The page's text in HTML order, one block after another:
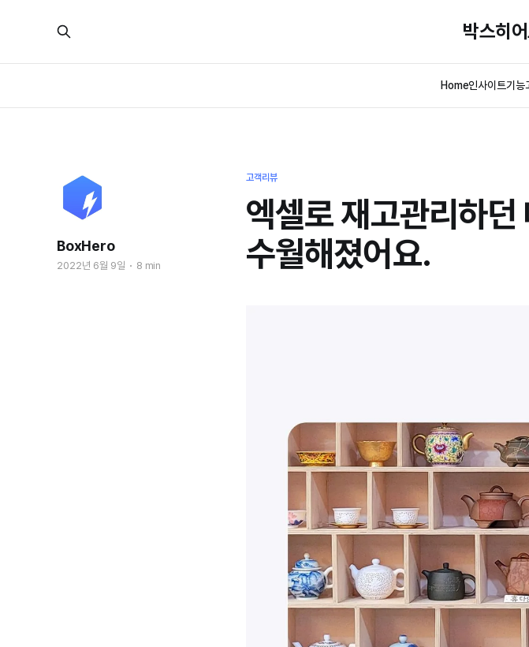
박스히
Home인사이트기능
고객리뷰
엑셀로 재고관리하던
수월해졌어요.
BoxHero
2022년 6월 9일 8 min